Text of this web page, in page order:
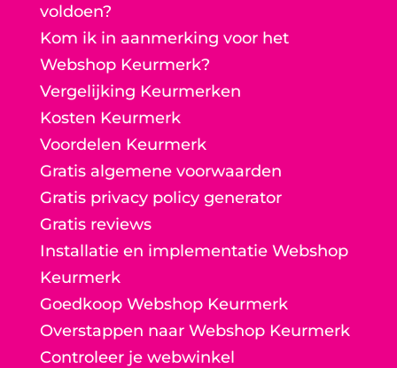
voldoen?
Kom ik in aanmerking voor het
Webshop Keurmerk?
Vergelijking Keurmerken
Kosten Keurmerk
Voordelen Keurmerk
Gratis algemene voorwaarden
Gratis privacy policy generator
Gratis reviews
Installatie en implementatie Webshop
Keurmerk
Goedkoop Webshop Keurmerk
Overstappen naar Webshop Keurmerk
Controleer je webwinkel